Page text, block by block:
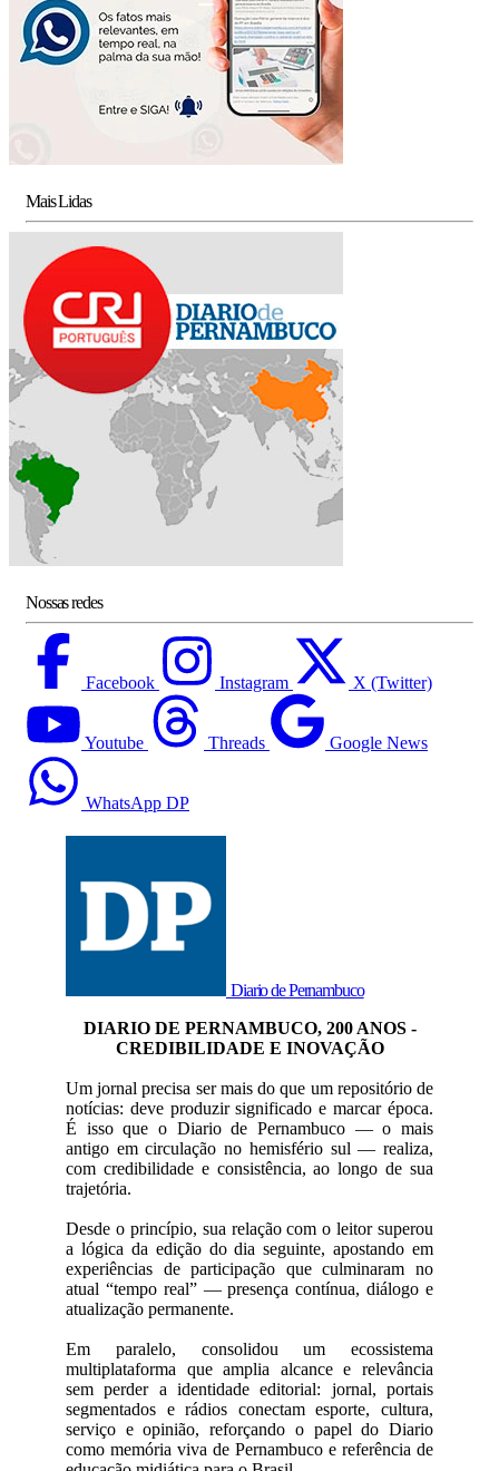
Mais Lidas
Nossas redes
Facebook Instagram X (Twitter)
Youtube Threads Google News
WhatsApp DP
Diario de Pernambuco
DIARIO DE PERNAMBUCO, 200 ANOS -
CREDIBILIDADE E INOVAÇÃO
Um jornal precisa ser mais do que um repositório de
notícias: deve produzir significado e marcar época.
É isso que o Diario de Pernambuco — o mais
antigo em circulação no hemisfério sul — realiza,
com credibilidade e consistência, ao longo de sua
trajetória.
Desde o princípio, sua relação com o leitor superou
a lógica da edição do dia seguinte, apostando em
experiências de participação que culminaram no
atual “tempo real” — presença contínua, diálogo e
atualização permanente.
Em paralelo, consolidou um ecossistema
multiplataforma que amplia alcance e relevância
sem perder a identidade editorial: jornal, portais
segmentados e rádios conectam esporte, cultura,
serviço e opinião, reforçando o papel do Diario
como memória viva de Pernambuco e referência de